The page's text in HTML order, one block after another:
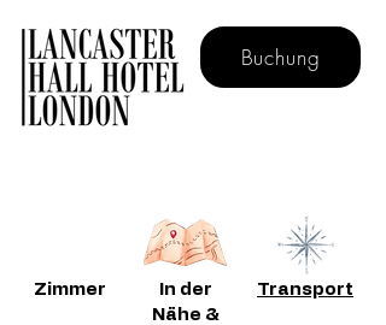
Buchung
Zimmer
In der
Nähe &
Transport